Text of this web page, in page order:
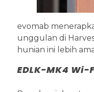
evomab
unggulan di
hunian ini lebih
EDLK-MK4 Wi-